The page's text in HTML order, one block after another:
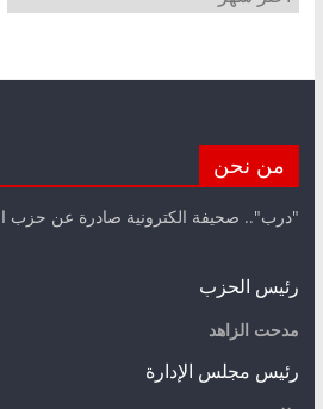
من نحن
"درب".. صحيفة الكترونية صادرة عن حزب
رئيس الحزب
مدحت الزاهد
رئيس مجلس الإدارة